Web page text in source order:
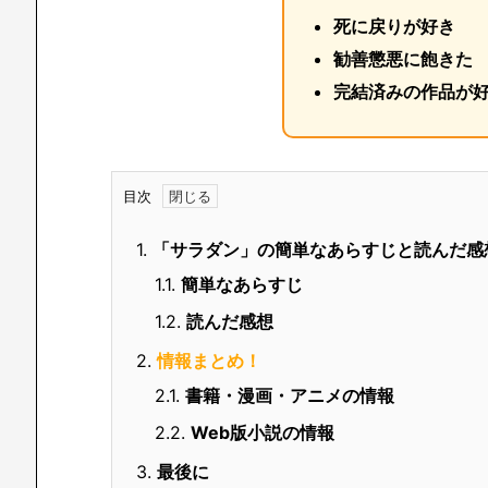
死に戻りが好き
勧善懲悪に飽きた
完結済みの作品が
目次
1.
「サラダン」の簡単なあらすじと読んだ感
1.1. 簡単なあらすじ
1.2. 読んだ感想
2. 情報まとめ！
2.1. 書籍・漫画・アニメの情報
2.2. Web版小説の情報
3. 最後に